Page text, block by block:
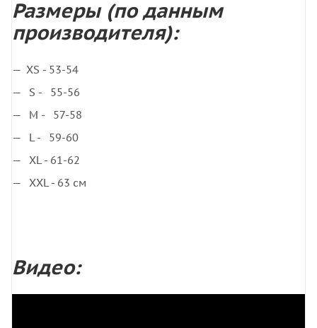
Размеры(по данным
производителя):
XS - 53-54
S - 55-56
M - 57-58
L - 59-60
XL - 61-62
XXL - 63 см
Видео: